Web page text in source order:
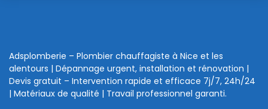
Adsplomberie – Plombier chauffagiste à Nice et les
alentours | Dépannage urgent, installation et rénovation |
Devis gratuit – Intervention rapide et efficace 7j/7, 24h/24
| Matériaux de qualité | Travail professionnel garanti.